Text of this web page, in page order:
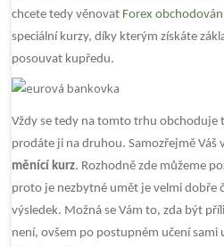
chcete tedy věnovat Forex
speciální kurzy, díky kterým získáte
posouvat kupředu.
Vždy se tedy na tomto trhu obchoduje
prodáte ji na druhou. Samozřejmě Váš
měnící kurz. Rozhodně zde můžeme
proto je nezbytné umět je velmi dobře
výsledek. Možná se Vám to, zda být
není, ovšem po postupném učení sami